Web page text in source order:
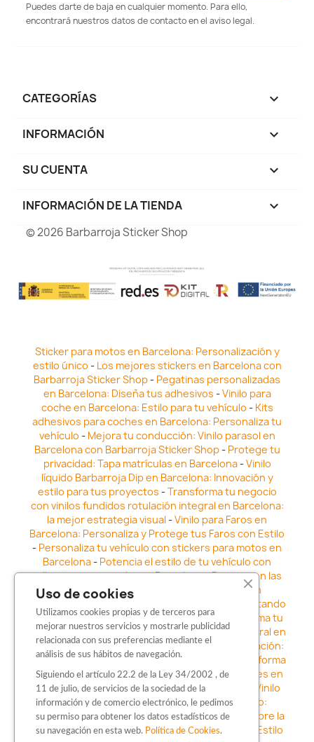
Puedes darte de baja en cualquier momento. Para ello,
encontrará nuestros datos de contacto en el aviso legal.
CATEGORÍAS 
INFORMACIÓN 
SU CUENTA 
INFORMACIÓN DE LA TIENDA keyboard_arrow_down
© 2026 Barbarroja Sticker Shop
Sticker para motos en Barcelona: Personalización y
estilo único - Los mejores stickers en Barcelona con
Barbarroja Sticker Shop- Pegatinas personalizadas
en Barcelona: Diseña tus adhesivos -Vinilo para
coche en Barcelona: Estilo para tu vehículo - Kits
adhesivos para coches en Barcelona: Personaliza tu
vehículo - Mejora tu conducción: Vinilo parasol en
Barcelona con Barbarroja Sticker Shop- Protege tu
privacidad: Tapa matrículas en Barcelona-Vinilo
líquido Barbarroja Dip en Barcelona: Innovación y
estilo para tus proyectos -Transforma tu negocio
con vinilos fundidos rotulación integral en Barcelona:
la mejor estrategia visual -Vinilo para Faros en
Barcelona: Personaliza y Protege tus Faros con Estilo
- Personaliza tu vehículo con stickers para motos en
Barcelona- Potencia el estilo de tu vehículo con
adhesivos para coche en Barcelona-Destaca en las
calles: Los Mejores stickers para coches en
Vinilo para faros en Barcelona: Resaltando
la Estética y Seguridad del Automóvil- Transforma tu
vehículo con los vinilos fundidos rotulación integral en
Barcelona-Explora la Innovación en Personalización:
Vinilo líquido barbarroja dip en Barcelona
Transforma
tu vehículo con estilo: Kits adhesivos para coches en
Barcelona-Personaliza tu vehículo con estilo: Vinilo
para coche en Barcelona-Destaca con Estilo:
Pegatinas personalizadas en Barcelona -Descubre la
distinción: Los Mejores stickers en Barcelona
Estilo
Uso de cookies
Utilizamos cookies propias y de terceros para
mejorar nuestros servicios y mostrarle publicidad
relacionada con sus preferencias mediante el
análisis de sus hábitos de navegación.
Siguiendo el artículo 22.2 de la Ley 34/2002 , de
11 de julio, de servicios de la sociedad de la
información y de comercio electrónico, le pedimos
su permiso para obtener los datos estadísticos de
su navegación en esta web. Política de Cookies.